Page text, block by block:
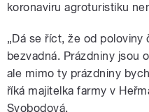
koronaviru agroturistiku
„Dá se říct, že od
bezvadná. Prázdniny jsou
ale mimo ty prázdniny
říká majitelka farmy v
Svobodová.